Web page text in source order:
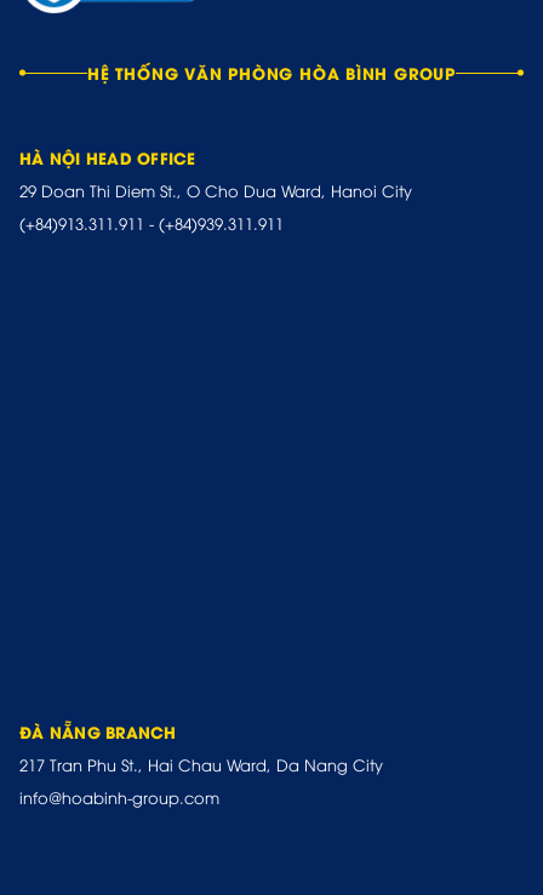
HỆ THỐNG VĂN PHÒNG HÒA BÌNH GROUP
HÀ NỘI HEAD OFFICE
29 Doan Thi Diem St., O Cho Dua Ward, Hanoi City
(+84)913.311.911 - (+84)939.311.911
ĐÀ NẴNG BRANCH
217 Tran Phu St., Hai Chau Ward, Da Nang City
info@hoabinh-group.com